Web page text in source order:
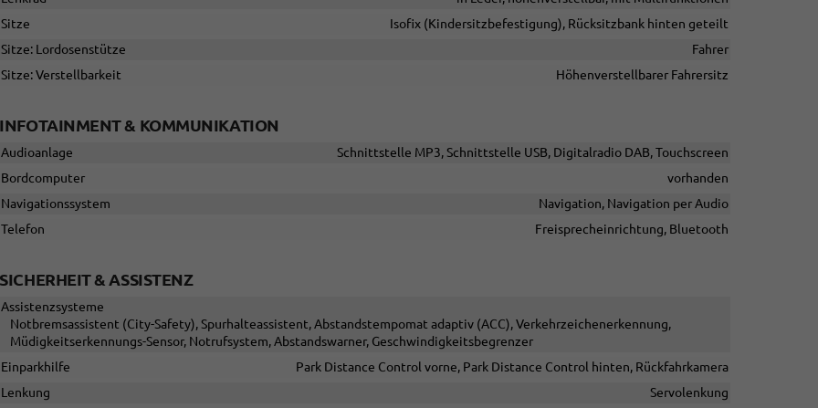
Sitze
Isofix (Kindersitzbefestigung), Rücksitzbank hinten geteilt
Sitze: Lordosenstütze
Fahrer
Sitze: Verstellbarkeit
Höhenverstellbarer Fahrersitz
INFOTAINMENT & KOMMUNIKATION
Audioanlage
Schnittstelle MP3, Schnittstelle USB, Digitalradio DAB, Touchscreen
Bordcomputer
vorhanden
Navigationssystem
Navigation, Navigation per Audio
Telefon
Freisprecheinrichtung, Bluetooth
SICHERHEIT & ASSISTENZ
Assistenzsysteme
Notbremsassistent (City-Safety), Spurhalteassistent, Abstandstempomat adaptiv (ACC), Verkehrzeichenerkennung,
Müdigkeitserkennungs-Sensor, Notrufsystem, Abstandswarner, Geschwindigkeitsbegrenzer
Einparkhilfe
Park Distance Control vorne, Park Distance Control hinten, Rückfahrkamera
Lenkung
Servolenkung